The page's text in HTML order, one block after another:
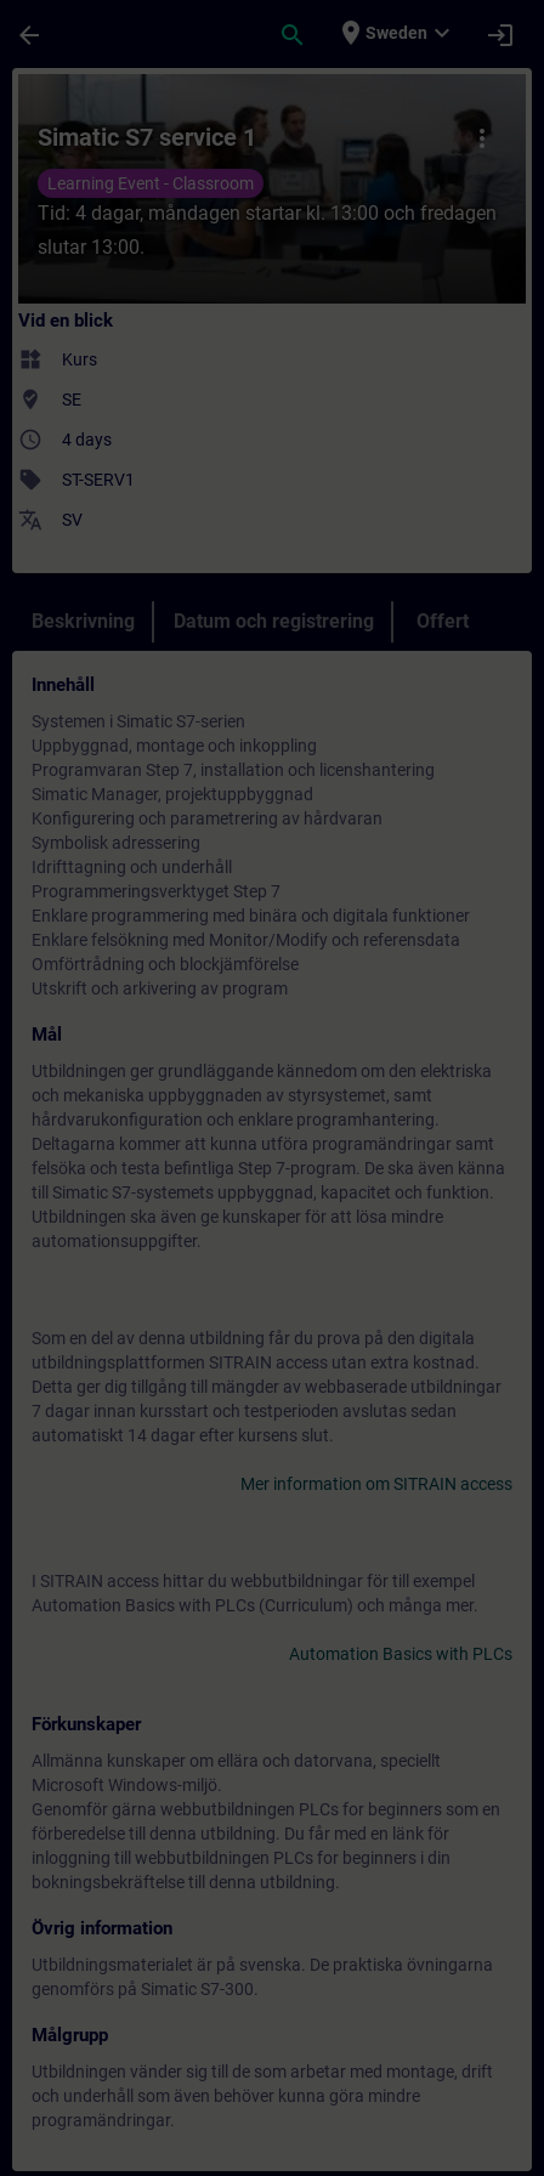
arrow_back search place Sweden expand_more login
more_vert
Simatic S7 service 1
Learning Event - Classroom
Tid: 4 dagar, måndagen startar kl. 13:00 och fredagen
slutar 13:00.
Vid en blick
widgets Kurs
where_to_vote SE
access_time 4 days
sell ST-SERV1
translate SV
Beskrivning Datum och registrering Offert
Innehåll
Systemen i Simatic S7-serien
Uppbyggnad, montage och inkoppling
Programvaran Step 7, installation och licenshantering
Simatic Manager, projektuppbyggnad
Konfigurering och parametrering av hårdvaran
Symbolisk adressering
Idrifttagning och underhåll
Programmeringsverktyget Step 7
Enklare programmering med binära och digitala funktioner
Enklare felsökning med Monitor/Modify och referensdata
Omförtrådning och blockjämförelse
Utskrift och arkivering av program
Mål
Utbildningen ger grundläggande kännedom om den elektriska
och mekaniska uppbyggnaden av styrsystemet, samt
hårdvarukonfiguration och enklare programhantering.
Deltagarna kommer att kunna utföra programändringar samt
felsöka och testa befintliga Step 7-program. De ska även känna
till Simatic S7-systemets uppbyggnad, kapacitet och funktion.
Utbildningen ska även ge kunskaper för att lösa mindre
automationsuppgifter.
Som en del av denna utbildning får du prova på den digitala
utbildningsplattformen SITRAIN access utan extra kostnad.
Detta ger dig tillgång till mängder av webbaserade utbildningar
7 dagar innan kursstart och testperioden avslutas sedan
automatiskt 14 dagar efter kursens slut.
Mer information om SITRAIN access
I SITRAIN access hittar du webbutbildningar för till exempel
Automation Basics with PLCs (Curriculum) och många mer.
Automation Basics with PLCs
Förkunskaper
Allmänna kunskaper om ellära och datorvana, speciellt
Microsoft Windows-miljö.
Genomför gärna webbutbildningen PLCs for beginners som en
förberedelse till denna utbildning. Du får med en länk för
inloggning till webbutbildningen PLCs for beginners i din
bokningsbekräftelse till denna utbildning.
Övrig information
Utbildningsmaterialet är på svenska. De praktiska övningarna
genomförs på Simatic S7-300.
Målgrupp
Utbildningen vänder sig till de som arbetar med montage, drift
och underhåll som även behöver kunna göra mindre
programändringar.